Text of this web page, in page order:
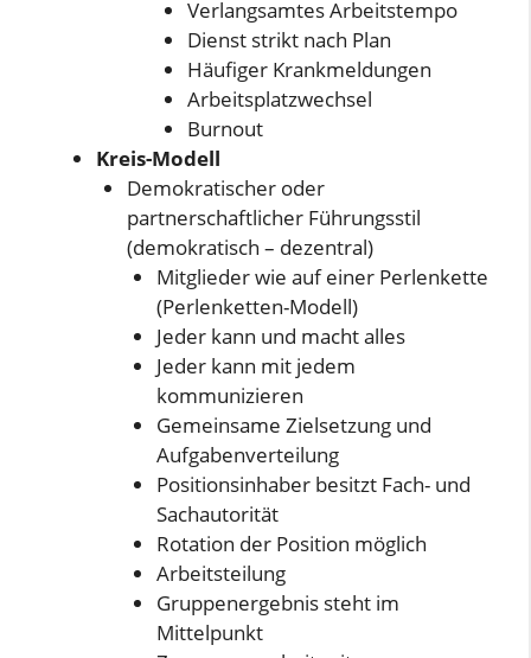
Verlangsamtes Arbeitstempo
Dienst strikt nach Plan
Häufiger Krankmeldungen
Arbeitsplatzwechsel
Burnout
Kreis-Modell
Demokratischer oder
partnerschaftlicher Führungsstil
(demokratisch – dezentral)
Mitglieder wie auf einer Perlenkette
(Perlenketten-Modell)
Jeder kann und macht alles
Jeder kann mit jedem
kommunizieren
Gemeinsame Zielsetzung und
Aufgabenverteilung
Positionsinhaber besitzt Fach- und
Sachautorität
Rotation der Position möglich
Arbeitsteilung
Gruppenergebnis steht im
Mittelpunkt